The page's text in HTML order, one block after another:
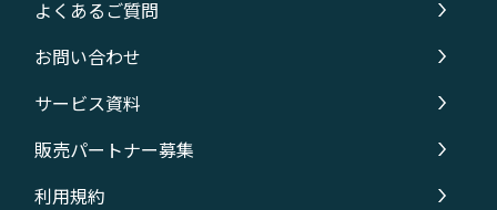
よくあるご質問
お問い合わせ
サービス資料
販売パートナー募集
利用規約